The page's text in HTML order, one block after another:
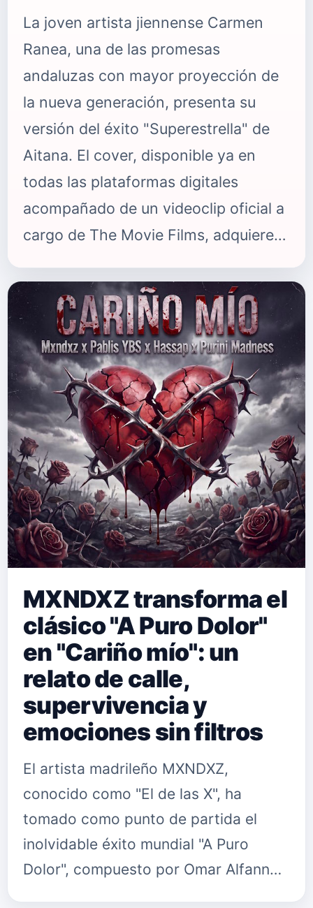
La joven artista jiennense Carmen
Ranea, una de las promesas
andaluzas con mayor proyección de
la nueva generación, presenta su
versión del éxito "Superestrella" de
Aitana. El cover, disponible ya en
todas las plataformas digitales
acompañado de un videoclip oficial a
cargo de The Movie Films, adquiere
paso de Carmen por La Voz Kids,
donde tuvo a la propia Aitana como
mentora. Interpretar este tema de la
artista catalana es tanto un guiño de
admiración como una forma de cerrar
un círculo en su crecimiento musical,
demostrando cómo las nuevas
generaciones reinterpretan los
grandes hits del pop en español
con…
MXNDXZ transforma el
clásico "A Puro Dolor"
en "Cariño mío": un
relato de calle,
supervivencia y
emociones sin filtros
El artista madrileño MXNDXZ,
conocido como "El de las X", ha
tomado como punto de partida el
inolvidable éxito mundial "A Puro
Dolor", compuesto por Omar Alfanno